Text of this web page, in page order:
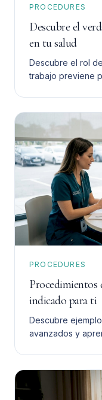
PROCEDURES
Descubre el
en tu salud
Descubre el rol
trabajo previene
PROCEDURES
Procedimientos
indicado para ti
Descubre
avanzados y